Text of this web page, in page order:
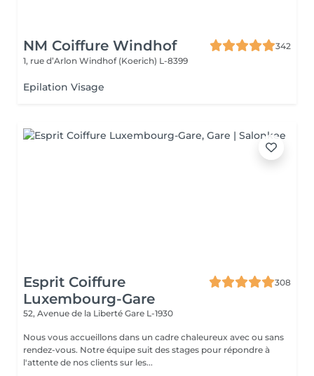
NM Coiffure Windhof
342
1, rue d’Arlon Windhof (Koerich) L-8399
Epilation Visage
Esprit Coiffure
Luxembourg-Gare
308
52, Avenue de la Liberté Gare L-1930
Nous vous accueillons dans un cadre chaleureux avec ou sans
rendez-vous. Notre équipe suit des stages pour répondre à
l'attente de nos clients sur les...